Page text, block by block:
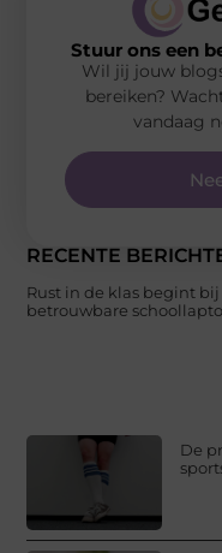
RECENTE
Rust in de klas begint bij
betrouwbare
De
Stuur ons een
Wil jij jouw
bereiken?
vandaag